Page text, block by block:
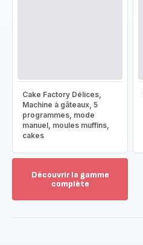
Cake Factory Délices,
Machine à gâteaux, 5
programmes, mode
manuel, moules muffins,
cakes
Découvrir la gamme
complète